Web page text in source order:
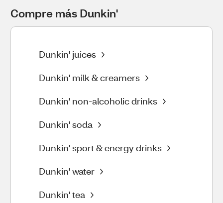
Compre más Dunkin'
Dunkin' juices
Dunkin' milk & creamers
Dunkin' non-alcoholic drinks
Dunkin' soda
Dunkin' sport & energy drinks
Dunkin' water
Dunkin' tea